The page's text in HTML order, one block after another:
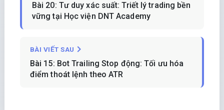
Bài 20: Tư duy xác suất: Triết lý trading bền
vững tại Học viện DNT Academy
BÀI VIẾT SAU
Bài 15: Bot Trailing Stop động: Tối ưu hóa
điểm thoát lệnh theo ATR